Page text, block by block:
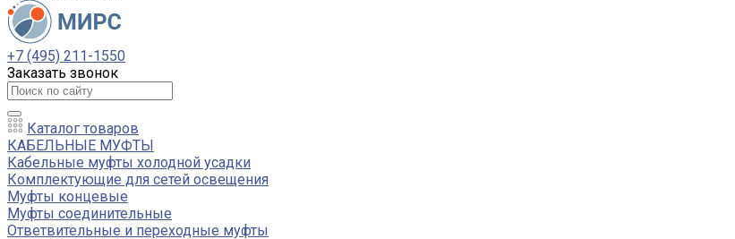
+7 (495) 211-1550
Заказать звонок
Каталог товаров
КАБЕЛЬНЫЕ МУФТЫ
Кабельные муфты холодной усадки
Комплектующие для сетей освещения
Муфты концевые
Муфты соединительные
Ответвительные и переходные муфты